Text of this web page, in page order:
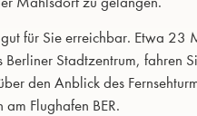
für Sie erreichbar. Etwa 23
Stadtzentrum, fahren
den Anblick des
Flughafen BER.